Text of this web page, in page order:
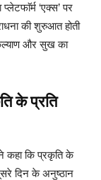
‘एक्स’ पर
की शुरुआत होती
और सुख का
के प्रति
कहा कि प्रकृति के
दिन के अनुष्ठान